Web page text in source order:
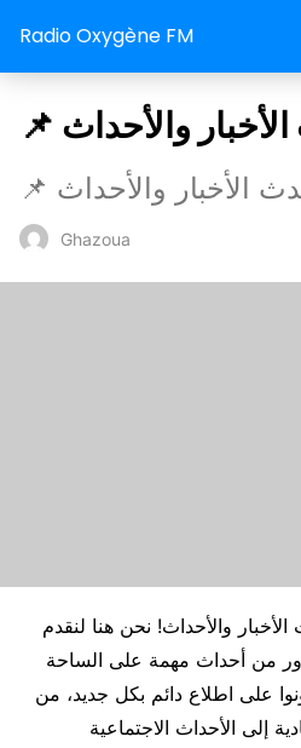
Radio Oxygène FM
الأخبار والأحداث
الأخبار والأحداث
Ghazoua
والأحداث! نحن هنا لنقدم
من أحداث مهمة على الساحة
على اطلاع دائم بكل جديد، من
إلى الأحداث الاجتماعية